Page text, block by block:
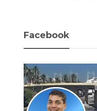
Facebook